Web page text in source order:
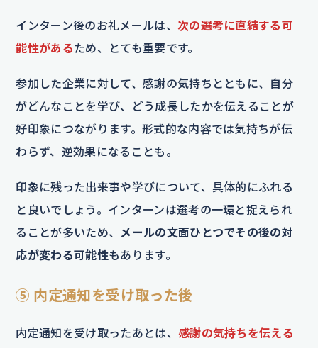
インターン後のお礼メールは、 次の選考に直結する可
能性があるため、とても重要です。
参加した企業に対して、感謝の気持ちとともに、自分
がどんなことを学び、どう成長したかを伝えることが
好印象につながります。形式的な内容では気持ちが伝
わらず、逆効果になることも。
印象に残った出来事や学びについて、具体的にふれる
と良いでしょう。インターンは選考の一環と捉えられ
ることが多いため、 メールの文面ひとつでその後の対
応が変わる可能性もあります。
⑤ 内定通知を受け取った後
内定通知を受け取ったあとは、 感謝の気持ちを伝える